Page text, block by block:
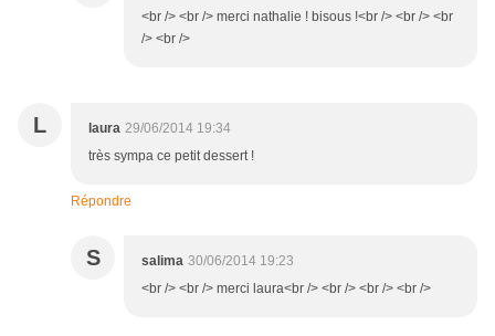
<br /> <br /> merci nathalie ! bisous !<br /> <br /> <br
/> <br />
L laura 29/06/2014 19:34
très sympa ce petit dessert !
Répondre
S salima 30/06/2014 19:23
<br /> <br /> merci laura<br /> <br /> <br /> <br />